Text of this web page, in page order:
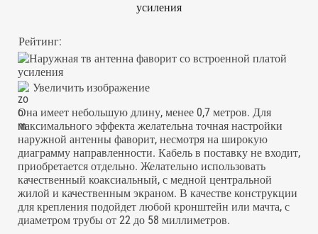
усиления
Рейтинг:
Увеличить изображение
Она имеет небольшую длину, менее 0,7 метров. Для
максимального эффекта желательна точная настройки
наружной антенны фаворит, несмотря на широкую
диаграмму направленности. Кабель в поставку не входит,
приобретается отдельно. Желательно использовать
качественный коаксиальный, с медной центральной
жилой и качественным экраном. В качестве конструкции
для крепления подойдет любой кронштейн или мачта, с
диаметром трубы от 22 до 58 миллиметров.